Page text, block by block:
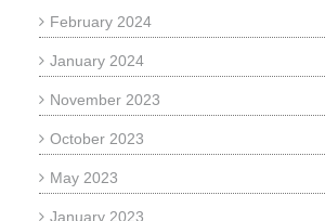
February 2024
January 2024
November 2023
October 2023
May 2023
January 2023